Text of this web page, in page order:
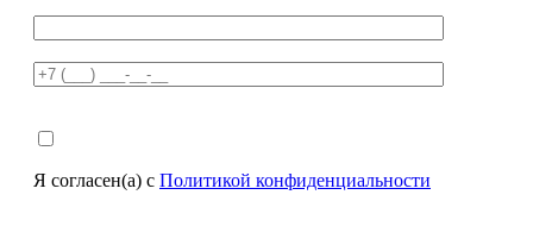
Я согласен(а) с Политикой конфиденциальности